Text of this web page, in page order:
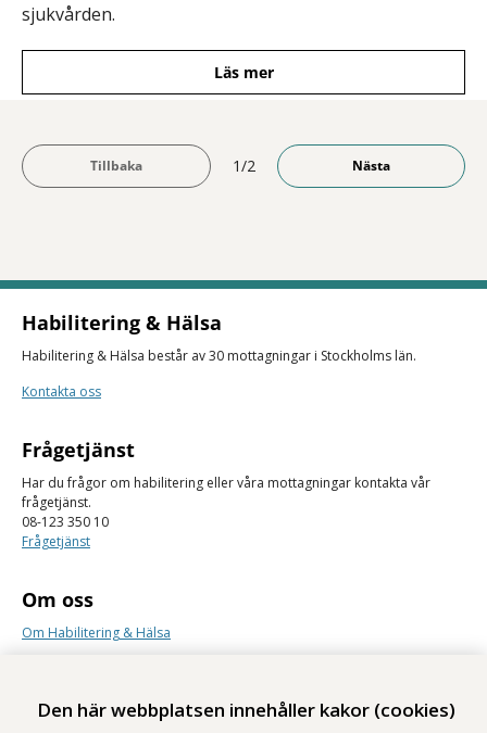
Den här webbplatsen innehåller kakor (cookies)
sjukvården.
Läs mer
1/2
Habilitering & Hälsa
Habilitering & Hälsa består av 30 mottagningar i Stockholms län.
Kontakta oss
Frågetjänst
Har du frågor om habilitering eller våra mottagningar kontakta vår
frågetjänst.
08-123 350 10
Frågetjänst
Om oss
Om Habilitering & Hälsa
Synpunkter